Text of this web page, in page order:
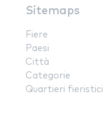
Sitemaps
Fiere
Paesi
Città
Categorie
Quartieri fieristici